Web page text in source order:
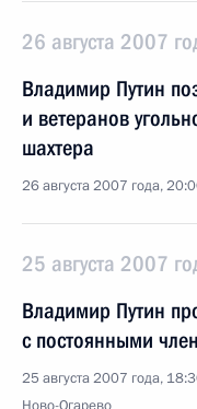
26 августа 2007
Владимир Путин
и ветеранов
шахтера
26 августа 2007 года,
25 августа 2007
Владимир Путин
с постоянными
25 августа 2007 года,